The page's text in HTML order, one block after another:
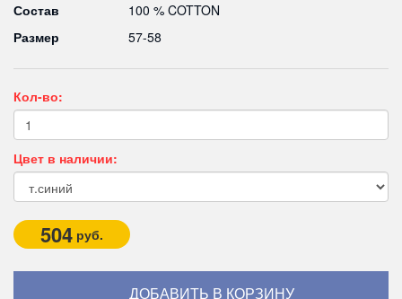
Состав
100 % COTTON
Размер
57-58
Кол-во:
Цвет в наличии:
504 руб.